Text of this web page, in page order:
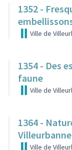
1352 -
Ville de
1354 - Des
faune
Ville de
1364 -
Ville de